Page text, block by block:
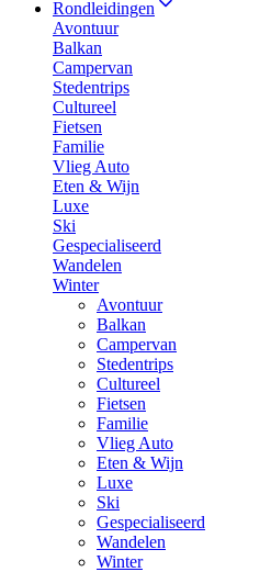
Rondleidingen
Avontuur
Balkan
Campervan
Stedentrips
Cultureel
Fietsen
Familie
Vlieg Auto
Eten & Wijn
Luxe
Ski
Gespecialiseerd
Wandelen
Winter
Avontuur
Balkan
Campervan
Stedentrips
Cultureel
Fietsen
Familie
Vlieg Auto
Eten & Wijn
Luxe
Ski
Gespecialiseerd
Wandelen
Winter